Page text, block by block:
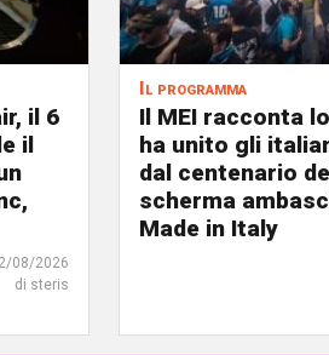
il 6
il
08/2026
di steris
Il programma
Il MEI racconta
ha unito gli
dal centenario
scherma
Made in Italy